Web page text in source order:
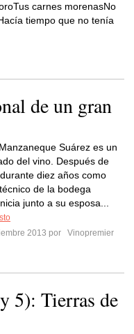
carnes morenasNo
tiempo que no tenía
de un gran
Suárez es un
del vino. Después de
diez años como
de la bodega
junto a su esposa...
2013 por
Vinopremier
5): Tierras de